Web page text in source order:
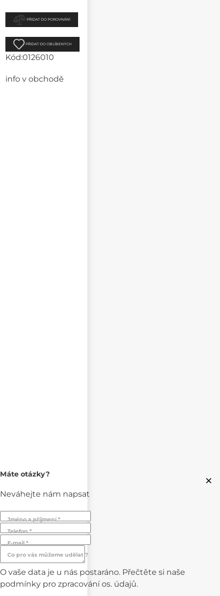
PŘIDAT DO POROVNÁNÍ
PŘIDAT DO OBLÍBENÝCH
Kód:0126010
info v obchodě
×
Máte otázky?
Neváhejte nám napsat
Jméno a příjmení *
Telefon *
E-mail *
Co pro vás můžeme udělat ?
O vaše data je u nás postaráno. Přečtěte si naše
podmínky pro zpracování os. údajů.